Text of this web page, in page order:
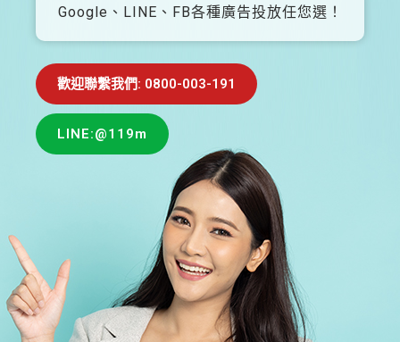
Google、LINE、FB各種廣告投放任您選！
歡迎聯繫我們: 0800-003-191
LINE:@119m